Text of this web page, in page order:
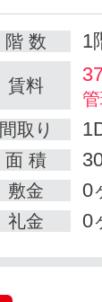
階 数 1
賃料
間取り
面 積
敷金 0
礼金 0